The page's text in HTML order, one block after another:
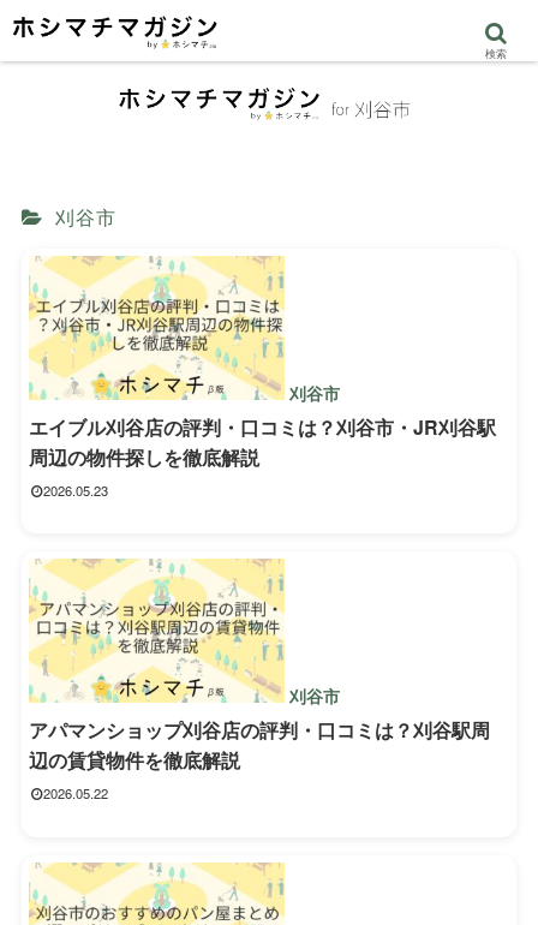
刈谷市
刈谷市
エイブル刈谷店の評判・口コミは？刈谷市・JR刈谷駅
周辺の物件探しを徹底解説
2026.05.23
刈谷市
アパマンショップ刈谷店の評判・口コミは？刈谷駅周
辺の賃貸物件を徹底解説
2026.05.22
検索